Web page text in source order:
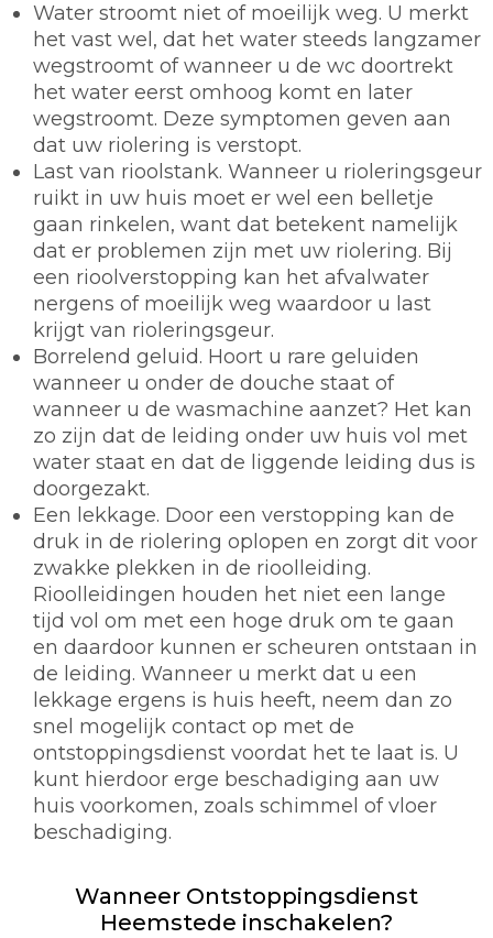
Water stroomt niet of moeilijk weg. U merkt
het vast wel, dat het water steeds langzamer
wegstroomt of wanneer u de wc doortrekt
het water eerst omhoog komt en later
wegstroomt. Deze symptomen geven aan
dat uw riolering is verstopt.
Last van rioolstank. Wanneer u rioleringsgeur
ruikt in uw huis moet er wel een belletje
gaan rinkelen, want dat betekent namelijk
dat er problemen zijn met uw riolering. Bij
een rioolverstopping kan het afvalwater
nergens of moeilijk weg waardoor u last
krijgt van rioleringsgeur.
Borrelend geluid. Hoort u rare geluiden
wanneer u onder de douche staat of
wanneer u de wasmachine aanzet? Het kan
zo zijn dat de leiding onder uw huis vol met
water staat en dat de liggende leiding dus is
doorgezakt.
Een lekkage. Door een verstopping kan de
druk in de riolering oplopen en zorgt dit voor
zwakke plekken in de rioolleiding.
Rioolleidingen houden het niet een lange
tijd vol om met een hoge druk om te gaan
en daardoor kunnen er scheuren ontstaan in
de leiding. Wanneer u merkt dat u een
lekkage ergens is huis heeft, neem dan zo
snel mogelijk contact op met de
ontstoppingsdienst voordat het te laat is. U
kunt hierdoor erge beschadiging aan uw
huis voorkomen, zoals schimmel of vloer
beschadiging.
Wanneer Ontstoppingsdienst
Heemstede inschakelen?